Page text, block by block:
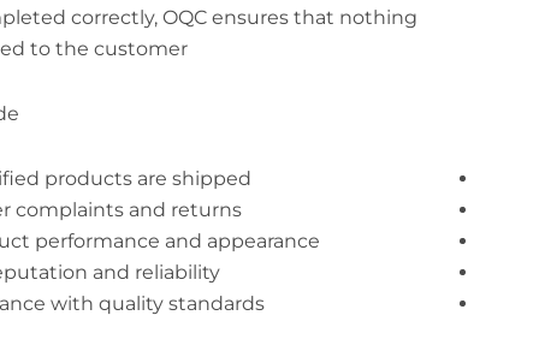
correctly, OQC ensures that nothing
to the customer.
products are shipped
complaints and returns
performance and appearance
and reliability
with quality standards